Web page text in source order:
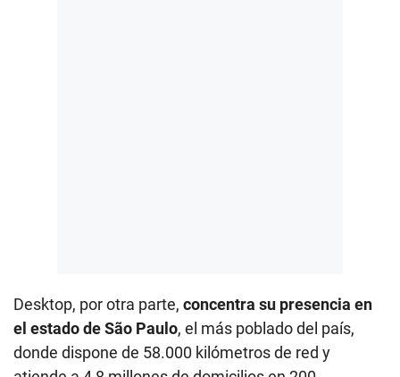
Desktop, por otra parte, concentra su presencia en
el estado de São Paulo, el más poblado del país,
donde dispone de 58.000 kilómetros de red y